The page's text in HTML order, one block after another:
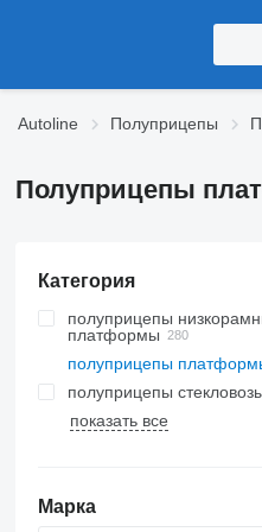
Autoline Полуприцепы
Полуприцепы
Категория
полуприцепы
платформы
полуприцепы
полуприцепы
показать все
Марка